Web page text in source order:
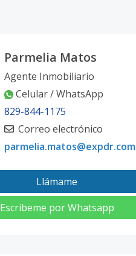
Parmelia Matos
Agente Inmobiliario
Celular / WhatsApp
829-844-1175
Correo electrónico
parmelia.matos@expdr.com
Llámame
Escribeme por Whatsapp